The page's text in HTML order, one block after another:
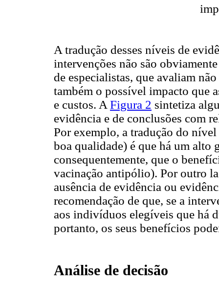
A tradução desses níveis de
intervenções não são
de especialistas, que avaliam
também o possível impacto que
e custos. A Figura 2 sintetiza
evidência e de conclusões com
Por exemplo, a tradução do
boa qualidade) é que há um alto
consequentemente, que o
vacinação antipólio). Por outro
ausência de evidência ou
recomendação de que, se a
aos indivíduos elegíveis que há
portanto, os seus benefícios
Análise de decisão